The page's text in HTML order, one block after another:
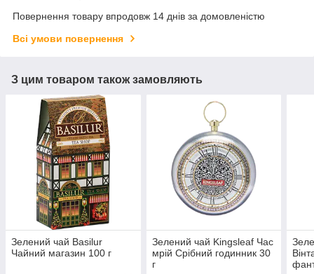
Повернення товару впродовж 14 днів за домовленістю
Всі умови повернення
З цим товаром також замовляють
Зелений чай Basilur
Чайний магазин 100 г
Зелений чай Kingsleaf Час
мрій Срібний годинник 30
г